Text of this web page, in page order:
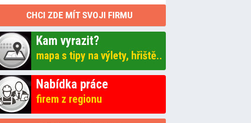
CHCI ZDE MÍT SVOJI FIRMU
Kam vyrazit?
mapa s tipy na výlety, hřiště..
Nabídka práce
firem z regionu